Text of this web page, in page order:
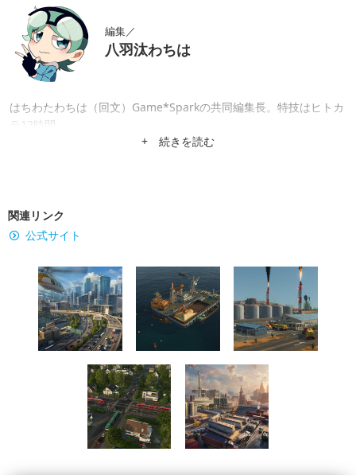
編集／
八羽汰わちは
はちわたわちは（回文）Game*Sparkの共同編集長。特技はヒトカ
ラ12時間。
+ 続きを読む
関連リンク
公式サイト